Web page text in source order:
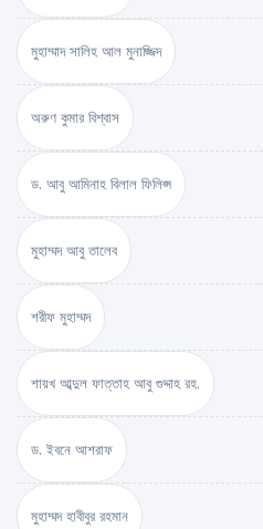
মুহাম্মাদ সালিহ আল মুনাজ্জিদ
অরুণ কুমার বিশ্বাস
ড. আবু আমিনাহ বিলাল ফিলিপ্স
মুহাম্মদ আবু তালেব
শরীফ মুহাম্মদ
শায়খ আব্দুল ফাত্তাহ আবু গুদ্দাহ রহ.
ড. ইবনে আশরাফ
মুহাম্মদ হাবীবুর রহমান